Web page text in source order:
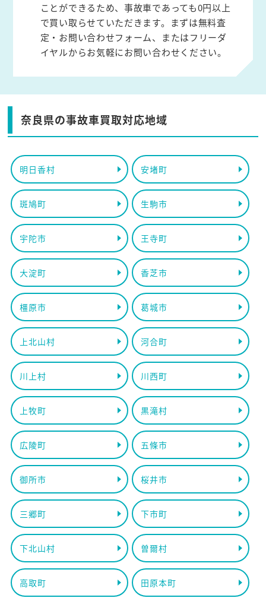
ことができるため、事故車であっても0円以上
で買い取らせていただきます。まずは無料査
定・お問い合わせフォーム、またはフリーダ
イヤルからお気軽にお問い合わせください。
奈良県の事故車買取対応地域
明日香村 安堵町
斑鳩町 生駒市
宇陀市 王寺町
大淀町 香芝市
橿原市 葛城市
上北山村 河合町
川上村 川西町
上牧町 黒滝村
広陵町 五條市
御所市 桜井市
三郷町 下市町
下北山村 曽爾村
高取町 田原本町